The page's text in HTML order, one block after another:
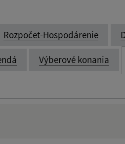
Rozpočet-Hospodárenie
Výberové konania